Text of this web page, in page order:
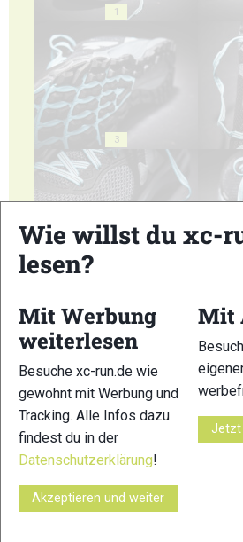
1
3
7
© Bilder 1 - 7: Marco Felgenhauer;
VERWANDTE ARTIKEL
Wie willst du xc-
lesen?
Mit Werbung
weiterlesen
Besuche xc-run.de wie
gewohnt mit Werbung und
Tracking. Alle Infos dazu
findest du in der
Datenschutzerklärung!
Akzeptieren und weiter
Mit
Jetzt